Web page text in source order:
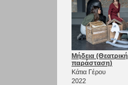
Μήδεια (Θεατρική
παράσταση)
Κάτια Γέρου
2022